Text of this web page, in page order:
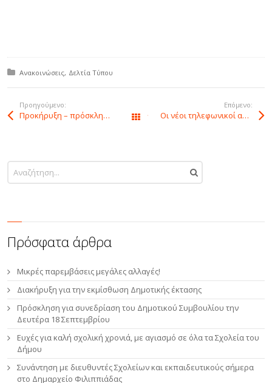
Δημοσιεύτηκε σε:
Ανακοινώσεις Δελτία Τύπου
Προηγούμενο:
Προκήρυξη – πρόσκληση υποβολής υποψηφιοτήτων για την πλήρωση θέσεων προϊσταμένων Διεύθυνσης Όλα τα άρθρα
Επόμενο:
Οι νέοι τηλεφωνικοί αριθμοί του Κ.Ε.Π. Φιλιππιάδας
Πρόσφατα άρθρα
Μικρές παρεμβάσεις μεγάλες αλλαγές!
Διακήρυξη για την εκμίσθωση Δημοτικής έκτασης
Πρόσκληση για συνεδρίαση του Δημοτικού Συμβουλίου την
Δευτέρα 18 Σεπτεμβρίου
Ευχές για καλή σχολική χρονιά, με αγιασμό σε όλα τα Σχολεία του
Δήμου
Συνάντηση με διευθυντές Σχολείων και εκπαιδευτικούς σήμερα
στο Δημαρχείο Φιλιππιάδας